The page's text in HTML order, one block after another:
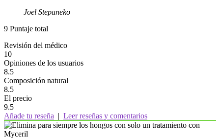
Joel Stepaneko
9 Puntaje total
Revisión del médico
10
Opiniones de los usuarios
8.5
Composición natural
8.5
El precio
9.5
Añade tu reseña | Leer reseñas y comentarios